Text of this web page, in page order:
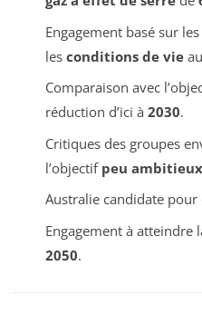
Engagement basé sur les
les conditions de vie
Comparaison avec
réduction d’ici à 2030.
Critiques des groupes
l’objectif peu ambitieux
Australie candidate pour
Engagement à atteindre
2050.